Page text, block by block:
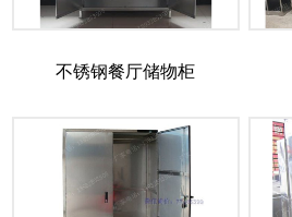
不锈钢餐厅储物柜